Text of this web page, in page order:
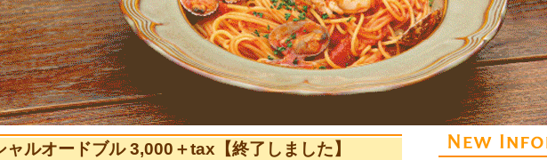
ャルオードブル 3,000＋tax【終了しました】